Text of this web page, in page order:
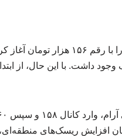
تجارت‌نیوز نوشت: قیمت دلار روز شنبه
داشت. با این حال، از
افزایش ریسک‌های